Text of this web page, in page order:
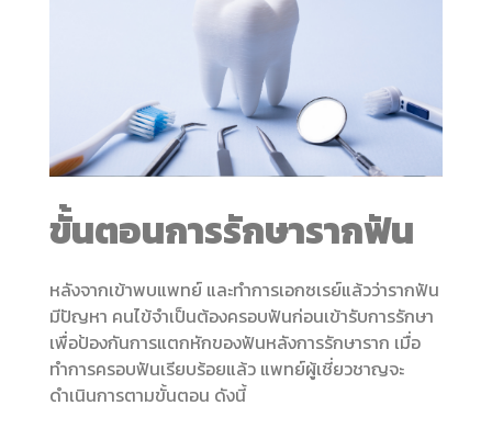
ขั้นตอนการรักษารากฟัน
หลังจากเข้าพบแพทย์ และทำการเอกซเรย์แล้วว่ารากฟัน
มีปัญหา คนไข้จำเป็นต้องครอบฟันก่อนเข้ารับการรักษา
เพื่อป้องกันการแตกหักของฟันหลังการรักษาราก เมื่อ
ทำการครอบฟันเรียบร้อยแล้ว แพทย์ผู้เชี่ยวชาญจะ
ดำเนินการตามขั้นตอน ดังนี้